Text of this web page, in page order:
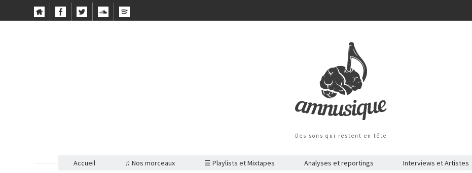
Des sons qui restent en tête
Accueil ♫ Nos morceaux ☰ Playlists et Mixtapes Analyses et reportings Interviews et Artistes